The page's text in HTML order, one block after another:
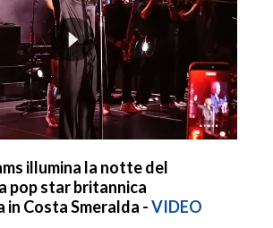
illumina la notte del
pop star britannica
Costa Smeralda -VIDEO